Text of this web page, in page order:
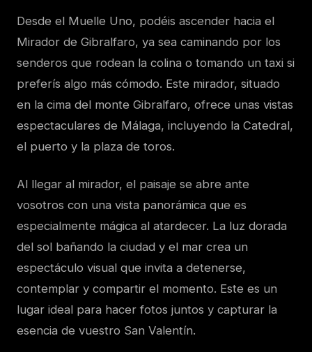
Desde el Muelle Uno, podéis ascender hacia el
Mirador de Gibralfaro, ya sea caminando por los
senderos que rodean la colina o tomando un taxi si
preferís algo más cómodo. Este mirador, situado
en la cima del monte Gibralfaro, ofrece unas vistas
espectaculares de Málaga, incluyendo la Catedral,
el puerto y la plaza de toros.
Al llegar al mirador, el paisaje se abre ante
vosotros con una vista panorámica que es
especialmente mágica al atardecer. La luz dorada
del sol bañando la ciudad y el mar crea un
espectáculo visual que invita a detenerse,
contemplar y compartir el momento. Este es un
lugar ideal para hacer fotos juntos y capturar la
esencia de vuestro San Valentín.